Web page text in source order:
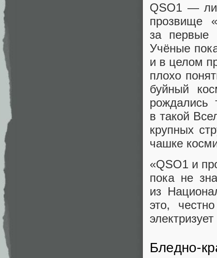
QSO1 —
прозвище
за первые
Учёные
и в целом
плохо
буйный
в такой
крупных
чашке
«QSO1 и
пока не
из
это,